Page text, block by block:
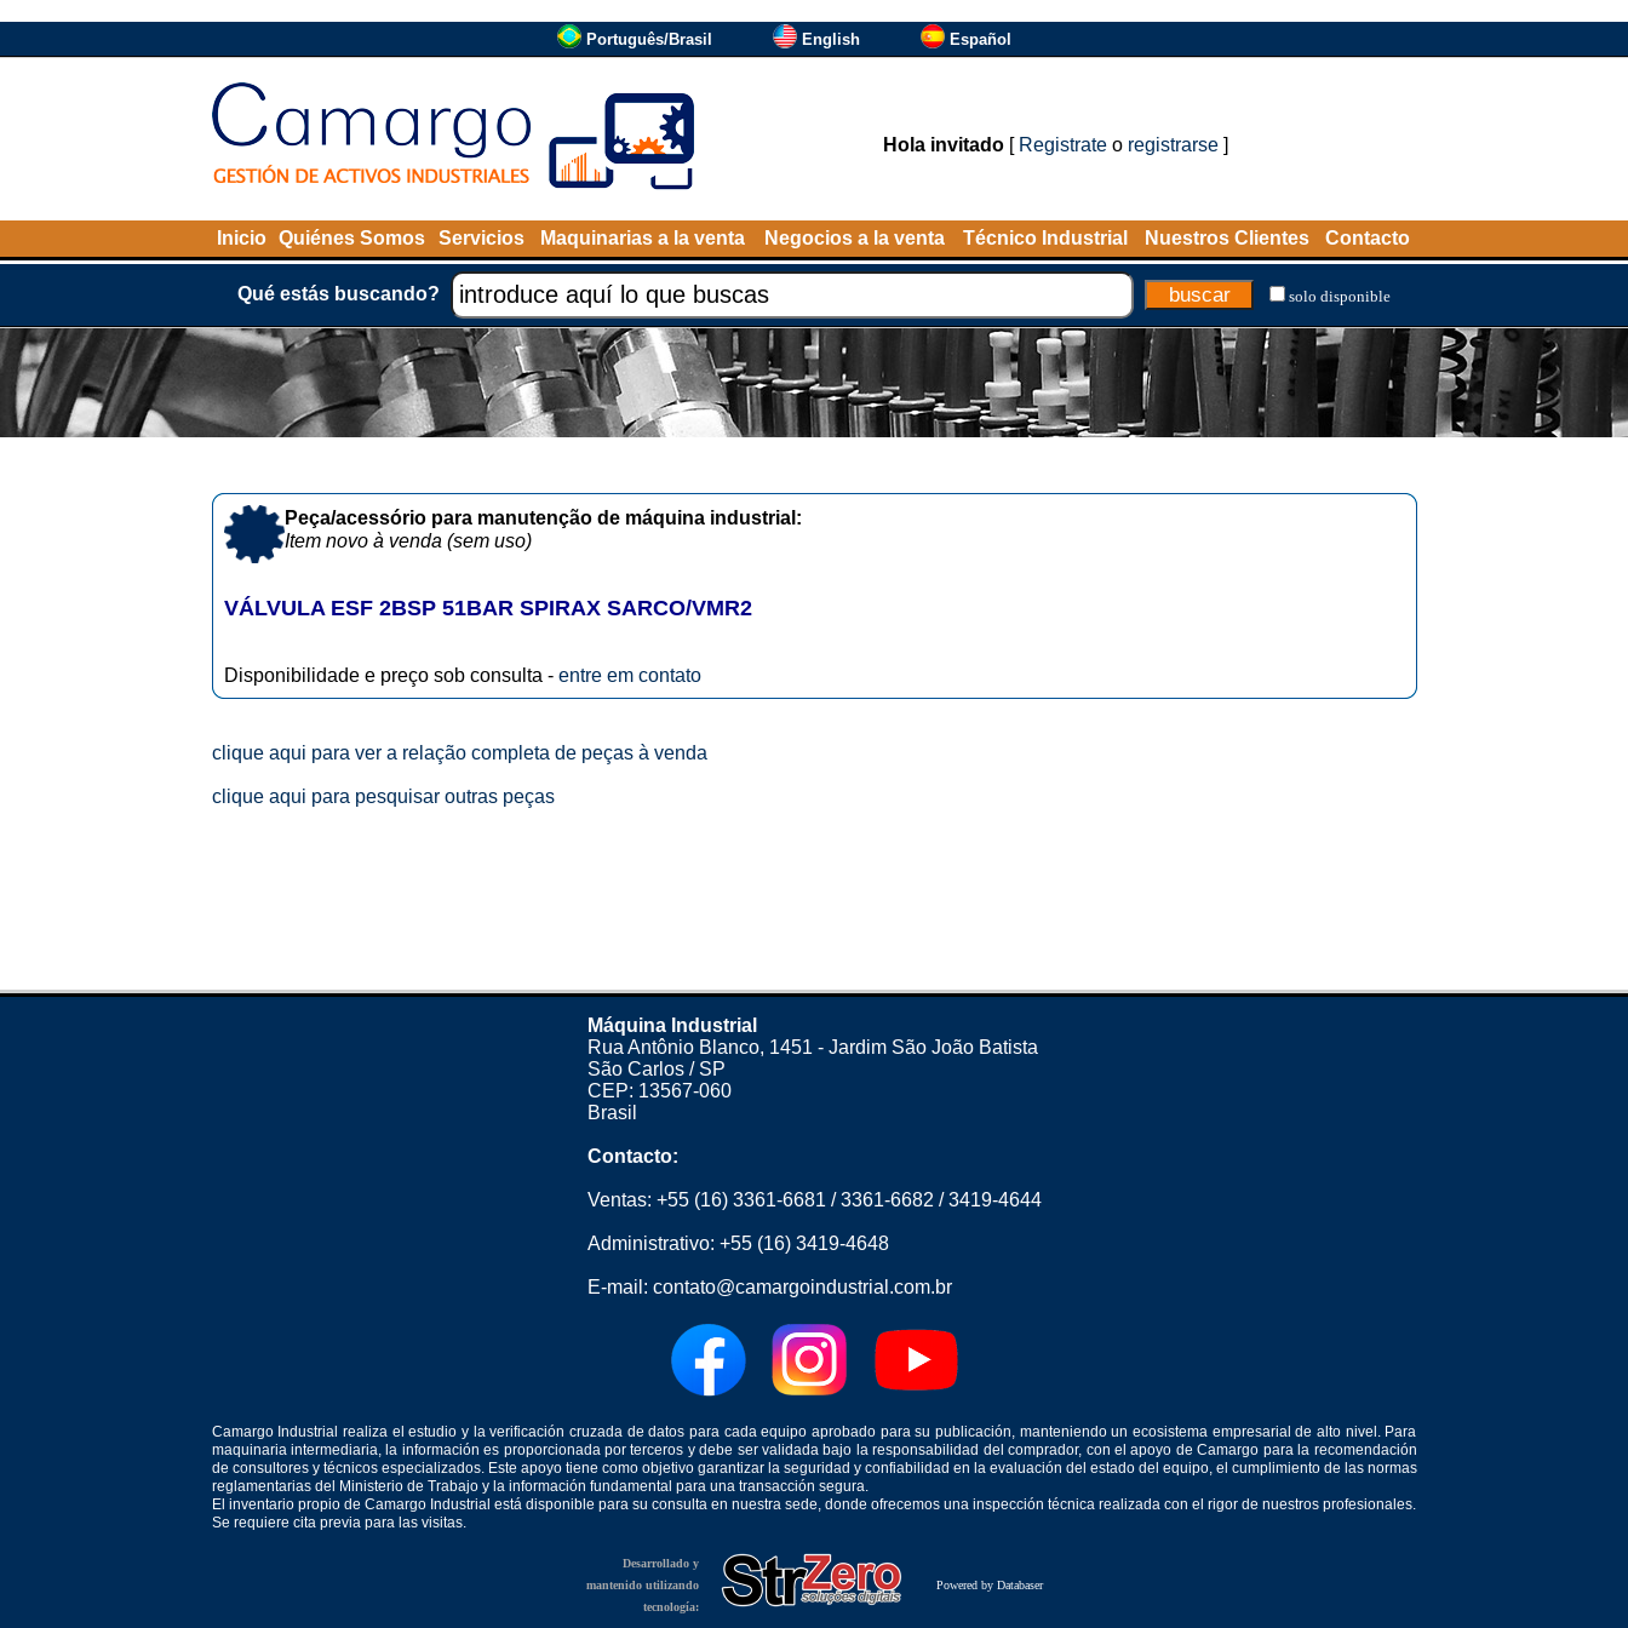
Português/Brasil English Español
Hola invitado[ Registrateo registrarse]
Inicio Quiénes Somos Servicios Maquinarias a la venta Negocios a la venta Técnico Industrial Nuestros Clientes Contacto
Qué estás buscando? solo disponible
Peça/acessório para manutenção de máquina industrial:
Item novo à venda (sem uso)
VÁLVULA ESF 2BSP 51BAR SPIRAX SARCO/VMR2
Disponibilidade e preço sob consulta - entre em contato
clique aqui para ver a relação completa de peças à venda
clique aqui para pesquisar outras peças
Máquina Industrial
Rua Antônio Blanco, 1451 - Jardim São João Batista
São Carlos / SP
CEP: 13567-060
Brasil
Contacto:
Ventas: +55 (16) 3361-6681 /3361-6682 /3419-4644
Administrativo: +55 (16) 3419-4648
E-mail: contato@camargoindustrial.com.br
Camargo Industrial realiza el estudio y la verificación cruzada de datos para cada equipo aprobado para su publicación, manteniendo un ecosistema empresarial de alto nivel. Para
maquinaria intermediaria, la información es proporcionada por terceros y debe ser validada bajo la responsabilidad del comprador, con el apoyo de Camargo para la recomendación
de consultores y técnicos especializados. Este apoyo tiene como objetivo garantizar la seguridad y confiabilidad en la evaluación del estado del equipo, el cumplimiento de las normas
reglamentarias del Ministerio de Trabajo y la información fundamental para una transacción segura.
El inventario propio de Camargo Industrial está disponible para su consulta en nuestra sede, donde ofrecemos una inspección técnica realizada con el rigor de nuestros profesionales.
Se requiere cita previa para las visitas.
Desarrollado y
mantenido utilizando
tecnología:
Powered by Databaser